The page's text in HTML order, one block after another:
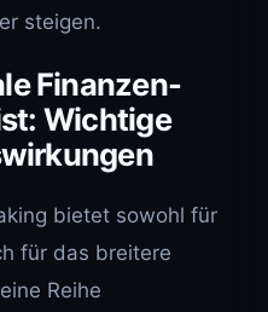
steigen.
Finanzen-
Wichtige
bietet sowohl für
für das breitere
Reihe